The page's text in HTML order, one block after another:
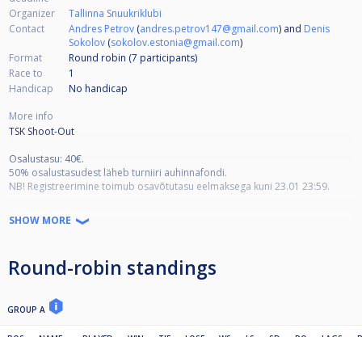
Organizer
Tallinna Snuukriklubi
Contact
Andres Petrov (andres.petrov147@gmail.com) and Denis
Sokolov (sokolov.estonia@gmail.com)
Format
Round robin (7 participants)
Race to
1
Handicap
No handicap
More info
TSK Shoot-Out
Osalustasu: 40€.
50% osalustasudest läheb turniiri auhinnafondi.
NB! Registreerimine toimub osavõtutasu eelmaksega kuni 23.01 23:59.
Alla 18-aastaste mängijatele on osalustasu 30€.
Mängitakse vastavalt standardsetele snuukri reeglitele, välja arvatud:
• vea korral võib vastasmängija võtta valge kuuli kätte ja asetada seda
ükskõik kuhu lauapinnale.
SHOW MORE
Round-robin standings
GROUP A